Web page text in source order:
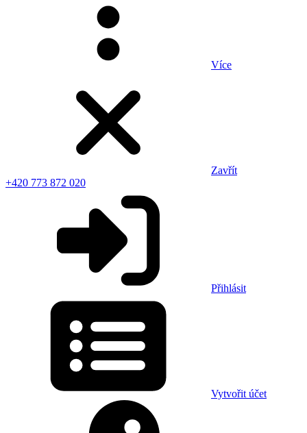
Více
Zavřít
+420 773 872 020
Přihlásit
Vytvořit účet